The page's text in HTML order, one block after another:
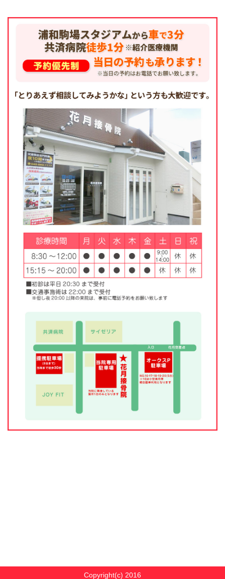
Copyright(c) 2016